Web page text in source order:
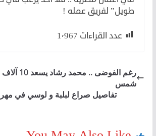
طويل” لفريق عمله !
عدد القراءات 1٬967
رغم الفوضى
شمس
تفاصيل صراع لبلبة و لوسي في